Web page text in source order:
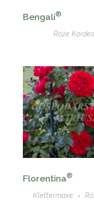
Bengali®
Róże Kordes
Florentina®
Klettermaxe